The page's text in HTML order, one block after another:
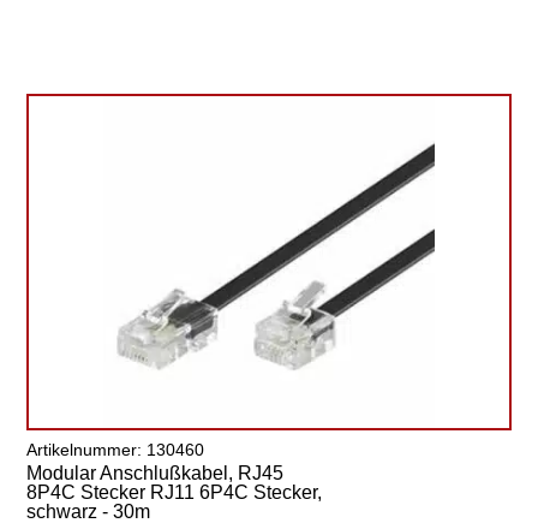
Artikelnummer: 130460
Modular Anschlußkabel, RJ45
8P4C Stecker RJ11 6P4C Stecker,
schwarz - 30m